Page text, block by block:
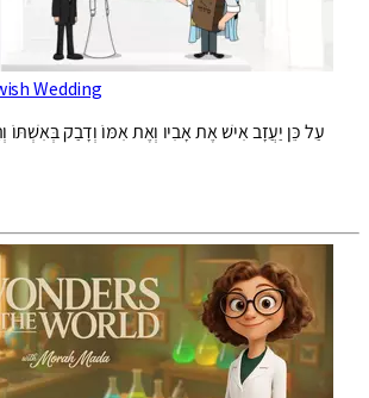
Wedding
עַל כֵּן יַעֲזָב אִישׁ אֶת אָבִיו וְאֶת אִמּוֹ וְדָבַק בְּאִשְׁתּוֹ